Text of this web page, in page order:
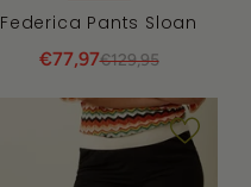
Federica Pants Sloan
€77,97€129,95